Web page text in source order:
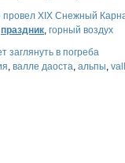
провел XIX Снежный
праздник, горный воздух
заглянуть в погреба
, валле даоста, альпы,